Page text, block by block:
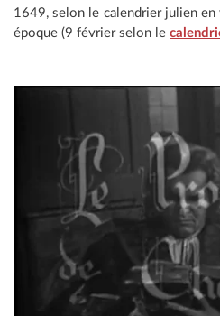
1649, selon le calendrier julien
époque (9 février selon le